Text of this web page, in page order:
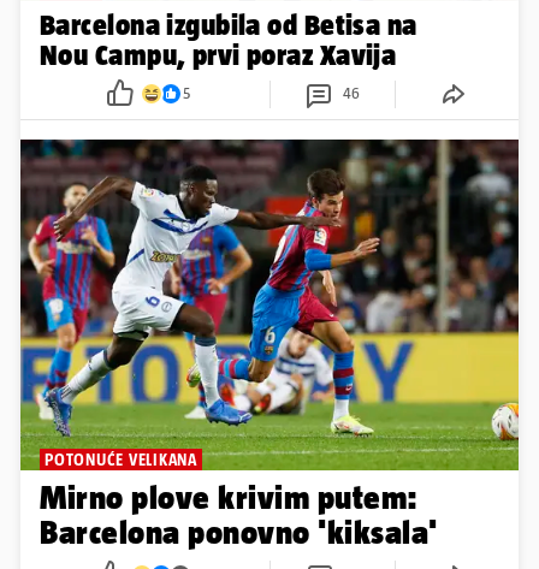
Barcelona izgubila od Betisa na
Nou Campu, prvi poraz Xavija
5 46
POTONUĆE VELIKANA
Mirno plove krivim putem:
Barcelona ponovno 'kiksala'